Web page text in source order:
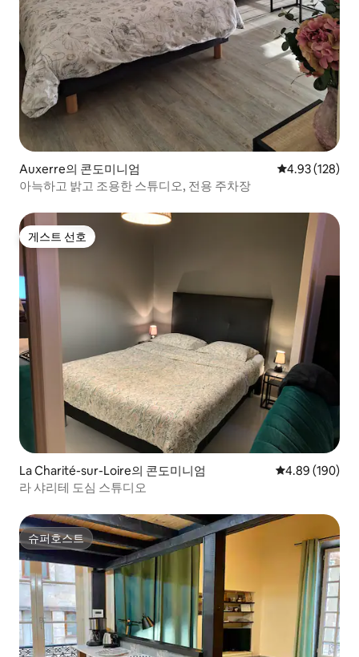
Auxerre의 콘도미니엄 평점 4.93점(5
4.93 (128)
아늑하고 밝고 조용한 스튜디오, 전용 주차장
게스트 선호
게스트 선호
La Charité-sur-Loire의 콘도미니엄 평점 4.89점(5
4.89 (190)
라 샤리테 도심 스튜디오
슈퍼호스트
슈퍼호스트